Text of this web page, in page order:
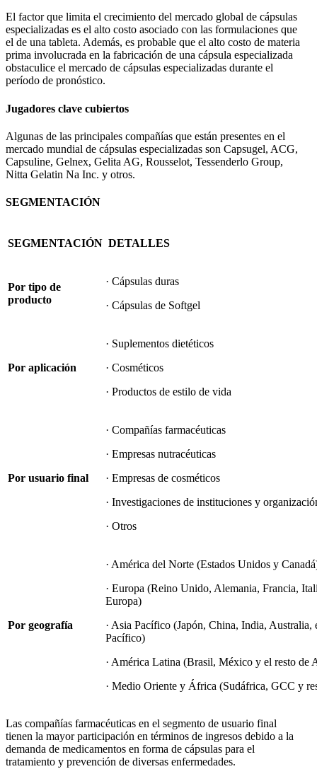
El factor que limita el crecimiento del mercado global de cápsulas
especializadas es el alto costo asociado con las formulaciones que
el de una tableta. Además, es probable que el alto costo de materia
prima involucrada en la fabricación de una cápsula especializada
obstaculice el mercado de cápsulas especializadas durante el
período de pronóstico.
Jugadores clave cubiertos
Algunas de las principales compañías que están presentes en el
mercado mundial de cápsulas especializadas son Capsugel, ACG,
Capsuline, Gelnex, Gelita AG, Rousselot, Tessenderlo Group,
Nitta Gelatin Na Inc. y otros.
SEGMENTACIÓN
SEGMENTACIÓN DETALLES
Por tipo de
producto
· Cápsulas duras
· Cápsulas de Softgel
Por aplicación
· Suplementos dietéticos
· Cosméticos
· Productos de estilo de vida
Por usuario final
· Compañías farmacéuticas
· Empresas nutracéuticas
· Empresas de cosméticos
· Investigaciones de instituciones y
· Otros
Por geografía
· América del Norte (Estados Unidos y
· Europa (Reino Unido, Alemania, Francia,
Europa)
· Asia Pacífico (Japón, China, India, Australia,
Pacífico)
· América Latina (Brasil, México y el resto de
· Medio Oriente y África (Sudáfrica, GCC y
Las compañías farmacéuticas en el segmento de usuario final
tienen la mayor participación en términos de ingresos debido a la
demanda de medicamentos en forma de cápsulas para el
tratamiento y prevención de diversas enfermedades.